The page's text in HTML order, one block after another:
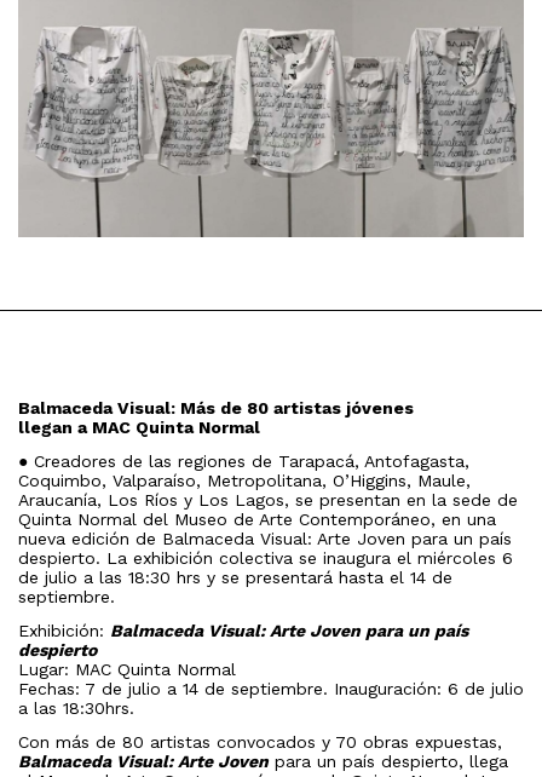
Balmaceda Visual: Más de 80 artistas jóvenes
llegan a MAC Quinta Normal
● Creadores de las regiones de Tarapacá, Antofagasta,
Coquimbo, Valparaíso, Metropolitana, O’Higgins, Maule,
Araucanía, Los Ríos y Los Lagos, se presentan en la sede de
Quinta Normal del Museo de Arte Contemporáneo, en una
nueva edición de Balmaceda Visual: Arte Joven para un país
despierto. La exhibición colectiva se inaugura el miércoles 6
de julio a las 18:30 hrs y se presentará hasta el 14 de
septiembre.
Exhibición: Balmaceda Visual: Arte Joven para un país
despierto
Lugar: MAC Quinta Normal
Fechas: 7 de julio a 14 de septiembre. Inauguración: 6 de julio
a las 18:30hrs.
Con más de 80 artistas convocados y 70 obras expuestas,
Balmaceda Visual: Arte Jovenpara un país despierto, llega